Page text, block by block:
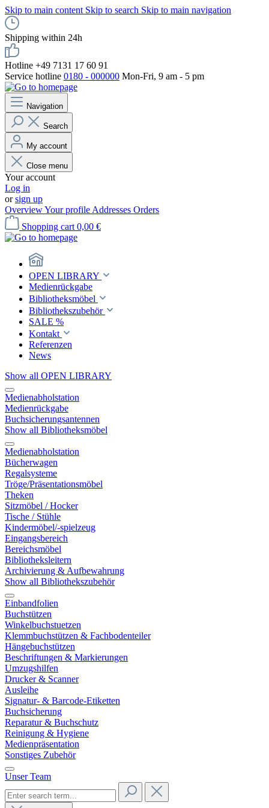
Skip to main content Skip to search Skip to main navigation
Shipping within 24h
Hotline +49 7131 17 60 91
Service hotline 0180 - 000000 Mon-Fri, 9 am - 5 pm
Navigation
Search
My account
Close menu
Your account
Log in
orsign up
OverviewYour profile Addresses Orders
Shopping cart 0,00 €
OPEN LIBRARY
Medienrückgabe
Bibliotheksmöbel
Bibliothekszubehör
SALE %
Kontakt
Referenzen
News
Show all OPEN LIBRARY
Medienabholstation
Medienrückgabe
Buchsicherungsantennen
Show all Bibliotheksmöbel
Medienabholstation
Bücherwagen
Regalsysteme
Tröge/Präsentationsmöbel
Theken
Sitzmöbel / Hocker
Tische / Stühle
Kindermöbel/-spielzeug
Eingangsbereich
Bereichsmöbel
Bibliotheksleitern
Archivierung & Aufbewahrung
Show all Bibliothekszubehör
Einbandfolien
Buchstützen
Winkelbuchstuetzen
Klemmbuchstützen & Fachbodenteiler
Hängebuchstützen
Beschriftungen & Markierungen
Umzugshilfen
Drucker & Scanner
Ausleihe
Signatur- & Barcode-Etiketten
Buchsicherung
Reparatur & Buchschutz
Reinigung & Hygiene
Medienpräsentation
Sonstiges Zubehör
Unser Team